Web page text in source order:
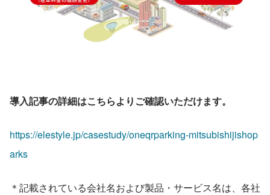
導入記事の詳細はこちらよりご確認いただけます。
https://elestyle.jp/casestudy/oneqrparking-mitsubishijishop
arks
＊記載されている会社名および製品・サービス名は、各社